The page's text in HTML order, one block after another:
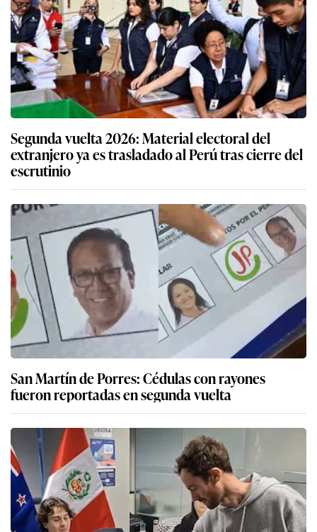
Segunda vuelta 2026: Material electoral del
extranjero ya es trasladado al Perú tras cierre del
escrutinio
San Martín de Porres: Cédulas con rayones
fueron reportadas en segunda vuelta